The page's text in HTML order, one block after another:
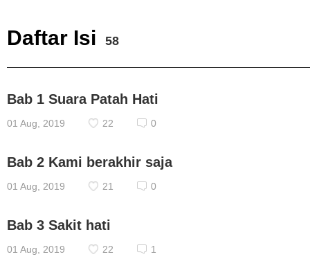
Daftar Isi 58
Bab 1 Suara Patah Hati
01 Aug, 2019 22 0
Bab 2 Kami berakhir saja
01 Aug, 2019 21 0
Bab 3 Sakit hati
01 Aug, 2019 22 1